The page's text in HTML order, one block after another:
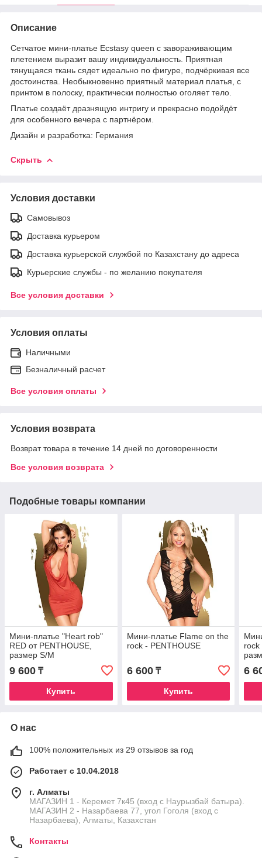
Описание
Сетчатое мини-платье Ecstasy queen с завораживающим
плетением выразит вашу индивидуальность. Приятная
тянущаяся ткань сядет идеально по фигуре, подчёркивая все
достоинства. Необыкновенно приятный материал платья, с
принтом в полоску, практически полностью оголяет тело.
Платье создаёт дразнящую интригу и прекрасно подойдёт
для особенного вечера с партнёром.
Дизайн и разработка: Германия
Скрыть
Условия доставки
Самовывоз
Доставка курьером
Доставка курьерской службой по Казахстану до адреса
Курьерские службы - по желанию покупателя
Все условия доставки
Условия оплаты
Наличными
Безналичный расчет
Все условия оплаты
Условия возврата
Возврат товара в течение 14 дней по договоренности
Все условия возврата
Подобные товары компании
Мини-платье "Heart rob"
RED от PENTHOUSE,
размер S/M
9 600 ₸
Купить
Мини-платье Flame on the
rock - PENTHOUSE
6 600₸
Купить
rock
6
О нас
100% положительных из 29 отзывов за год
Работает с 10.04.2018
г. Алматы
МАГАЗИН 1 - Керемет 7к45 (вход с Наурызбай батыра).
МАГАЗИН 2 - Назарбаева 77, угол Гоголя (вход с
Назарбаева), Алматы, Казахстан
Контакты